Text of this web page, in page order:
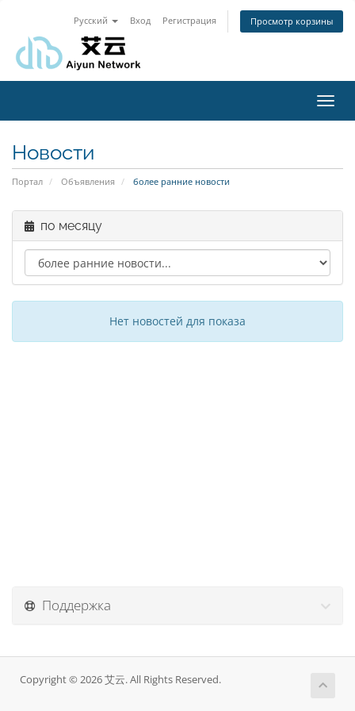
Русский Вход Регистрация Просмотр корзины
Новости
Портал Объявления более ранние новости
по месяцу
Нет новостей для показа
Поддержка
Copyright © 2026 艾云. All Rights Reserved.